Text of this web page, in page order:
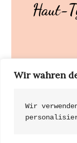
Wir wahren
Wir
Haut-
Dein Haut-